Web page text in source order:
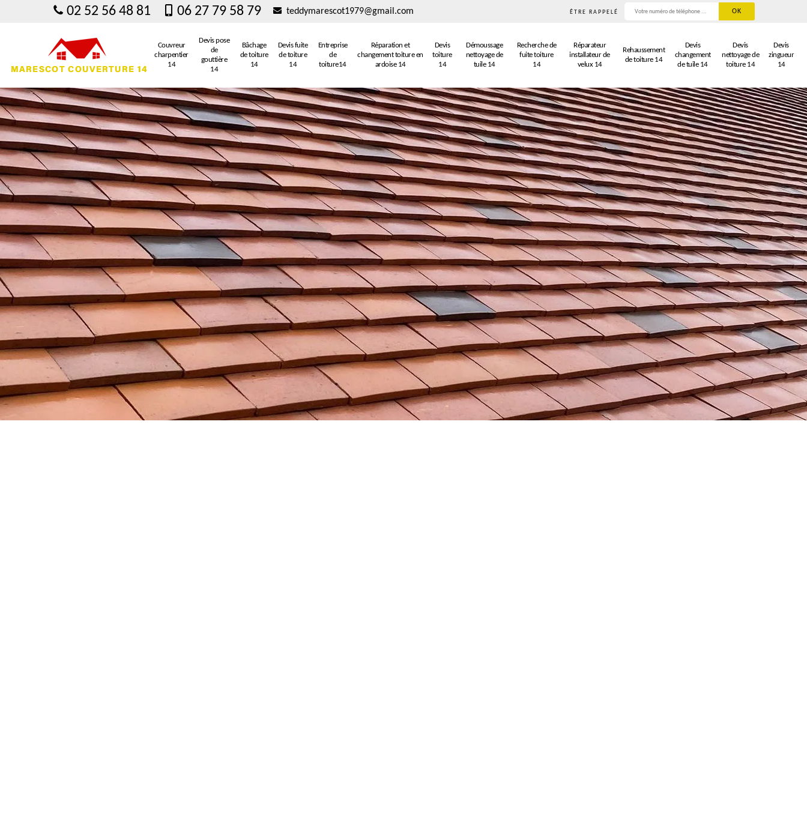
02 52 56 48 81 06 27 79 58 79 teddymarescot1979@gmail.com ÊTRE RAPPELÉ
Couvreur
charpentier
14
Devis pose
de
gouttière
14
Bâchage
de toiture
14
Devis fuite
de toiture
14
Entreprise
de
toiture14
Réparation et
changement toiture en
ardoise 14
Devis
toiture
14
Démoussage
nettoyage de
tuile 14
Recherche de
fuite toiture
14
Réparateur
installateur de
velux 14
Rehaussement
de toiture 14
Devis
changement
de tuile 14
Devis
nettoyage de
toiture 14
Devis
zingueur
14